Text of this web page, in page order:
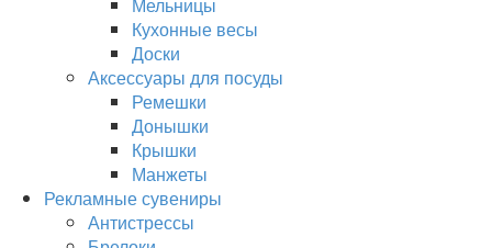
Кухонные весы
Доски
Аксессуары для посуды
Ремешки
Донышки
Крышки
Манжеты
Рекламные сувениры
Антистрессы